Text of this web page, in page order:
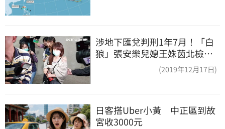
涉地下匯兌判刑1年7月！「白
狼」張安樂兒媳王姝茵北檢報
(2019年12月17日)
日客搭Uber小黃　中正區到故
宮收3000元